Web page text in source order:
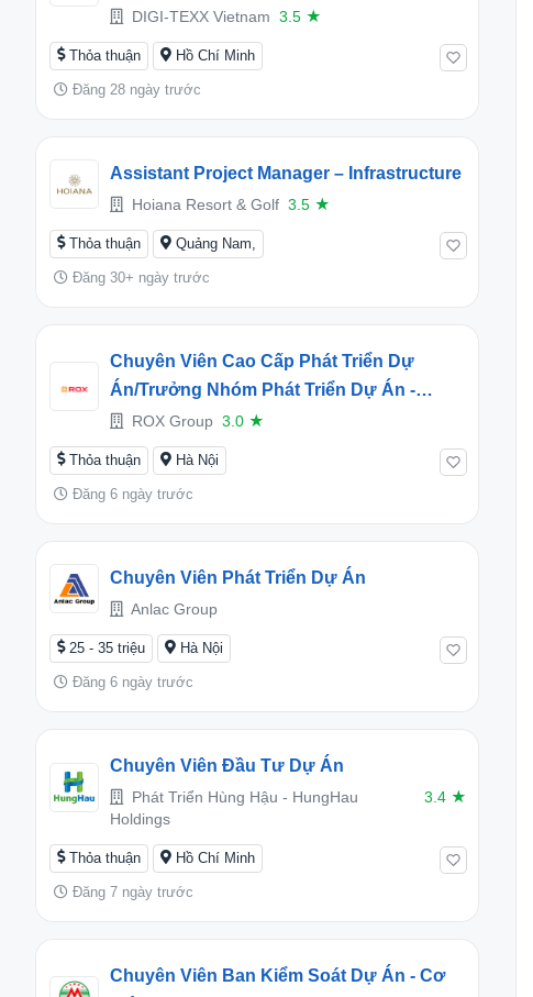
ĐứcDIGI-TEXX Vietnam 3.5 ★
Thỏa thuận Hồ Chí Minh
Đăng 28 ngày trước
Assistant Project Manager – Infrastructure
Hoiana Resort & Golf 3.5 ★
Thỏa thuận Quảng Nam,
Đăng 30+ ngày trước
Chuyên Viên Cao Cấp Phát Triển Dự
Án/Trưởng Nhóm Phát Triển Dự Án -
Living - 1U021
ROX Group 3.0 ★
Thỏa thuận Hà Nội
Đăng 6 ngày trước
Chuyên Viên Phát Triển Dự Án
Anlac Group
25 - 35 triệu Hà Nội
Đăng 6 ngày trước
Chuyên Viên Đầu Tư Dự Án
Phát Triển Hùng Hậu - HungHau
Holdings
3.4 ★
Thỏa thuận Hồ Chí Minh
Đăng 7 ngày trước
Chuyên Viên Ban Kiểm Soát Dự Án - Cơ